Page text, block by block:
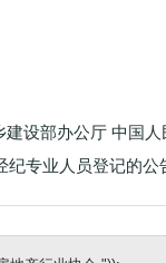
设部办公厅 中国
纪专业人员登记的公